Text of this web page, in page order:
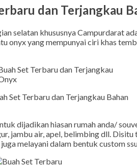
dan Terjangkau
selatan khususnya Campurdarat
yang mempunyai ciri khas
Set Terbaru dan Terjangkau Bahan
dijadikan hiasan rumah anda/
jambu air, apel, belimbing dll.
melayani dalam bentuk custom